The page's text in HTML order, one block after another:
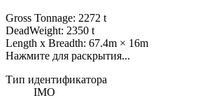
Gross Tonnage: 2272 t
DeadWeight: 2350 t
Length x Breadth: 67.4m × 16m
Нажмите для раскрытия...
Тип идентификатора
IMO